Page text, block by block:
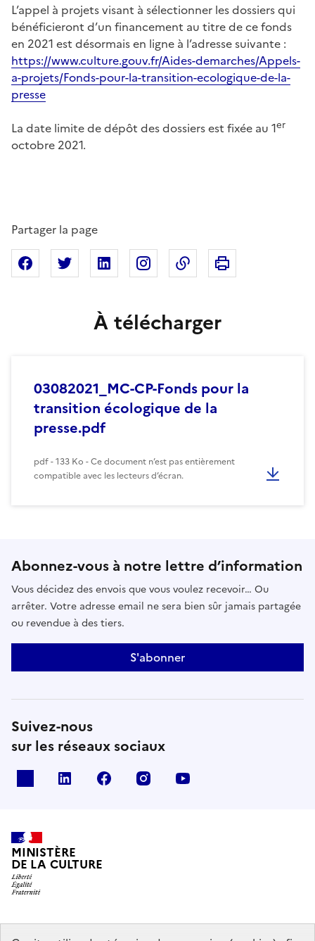
L’appel à projets visant à sélectionner les dossiers qui
bénéficieront d’un financement au titre de ce fonds
en 2021 est désormais en ligne à l’adresse suivante :
https://www.culture.gouv.fr/Aides-demarches/Appels-
a-projets/Fonds-pour-la-transition-ecologique-de-la-
presse
La date limite de dépôt des dossiers est fixée au 1er
octobre 2021.
Partager la page
Partager sur Facebook
Partager sur XPartager sur Linkedin
Partager sur Instagram
Copier dans le
Imprimer cette
À télécharger
03082021_MC-CP-Fonds pour la
transition écologique de la
presse.pdf
pdf - 133 Ko - Ce document n’est pas entièrement
compatible avec les lecteurs d’écran.
Abonnez-vous à notre lettre d’information
Vous décidez des envois que vous voulez recevoir… Ou
arrêter. Votre adresse email ne sera bien sûr jamais partagée
ou revendue à des tiers.
S'abonner
Suivez-nous
sur les réseaux sociaux
linkedin facebook instagram
MINISTÈRE
DE LA CULTURE